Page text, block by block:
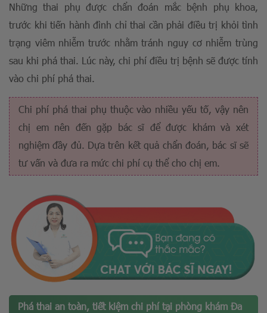
Những thai phụ được chẩn đoán mắc bệnh phụ khoa,
trước khi tiến hành đình chỉ thai cần phải điều trị khỏi tình
trạng viêm nhiễm trước nhằm tránh nguy cơ nhiễm trùng
sau khi phá thai. Lúc này, chi phí điều trị bệnh sẽ được tính
vào chi phí phá thai.
Chi phí phá thai phụ thuộc vào nhiều yếu tố, vậy nên
chị em nên đến gặp bác sĩ để được khám và xét
nghiệm đầy đủ. Dựa trên kết quả chẩn đoán, bác sĩ sẽ
tư vấn và đưa ra mức chi phí cụ thể cho chị em.
Phá thai an toàn, tiết kiệm chi phí tại phòng khám Đa